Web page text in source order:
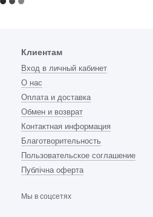
Клиентам
Вход в личный кабинет
О нас
Оплата и доставка
Обмен и возврат
Контактная информация
Благотворительность
Пользовательское соглашение
Публічна оферта
Мы в соцсетях